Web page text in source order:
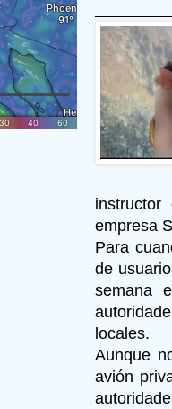
empresa
Para
de
semana
locales.
Aunque
avión